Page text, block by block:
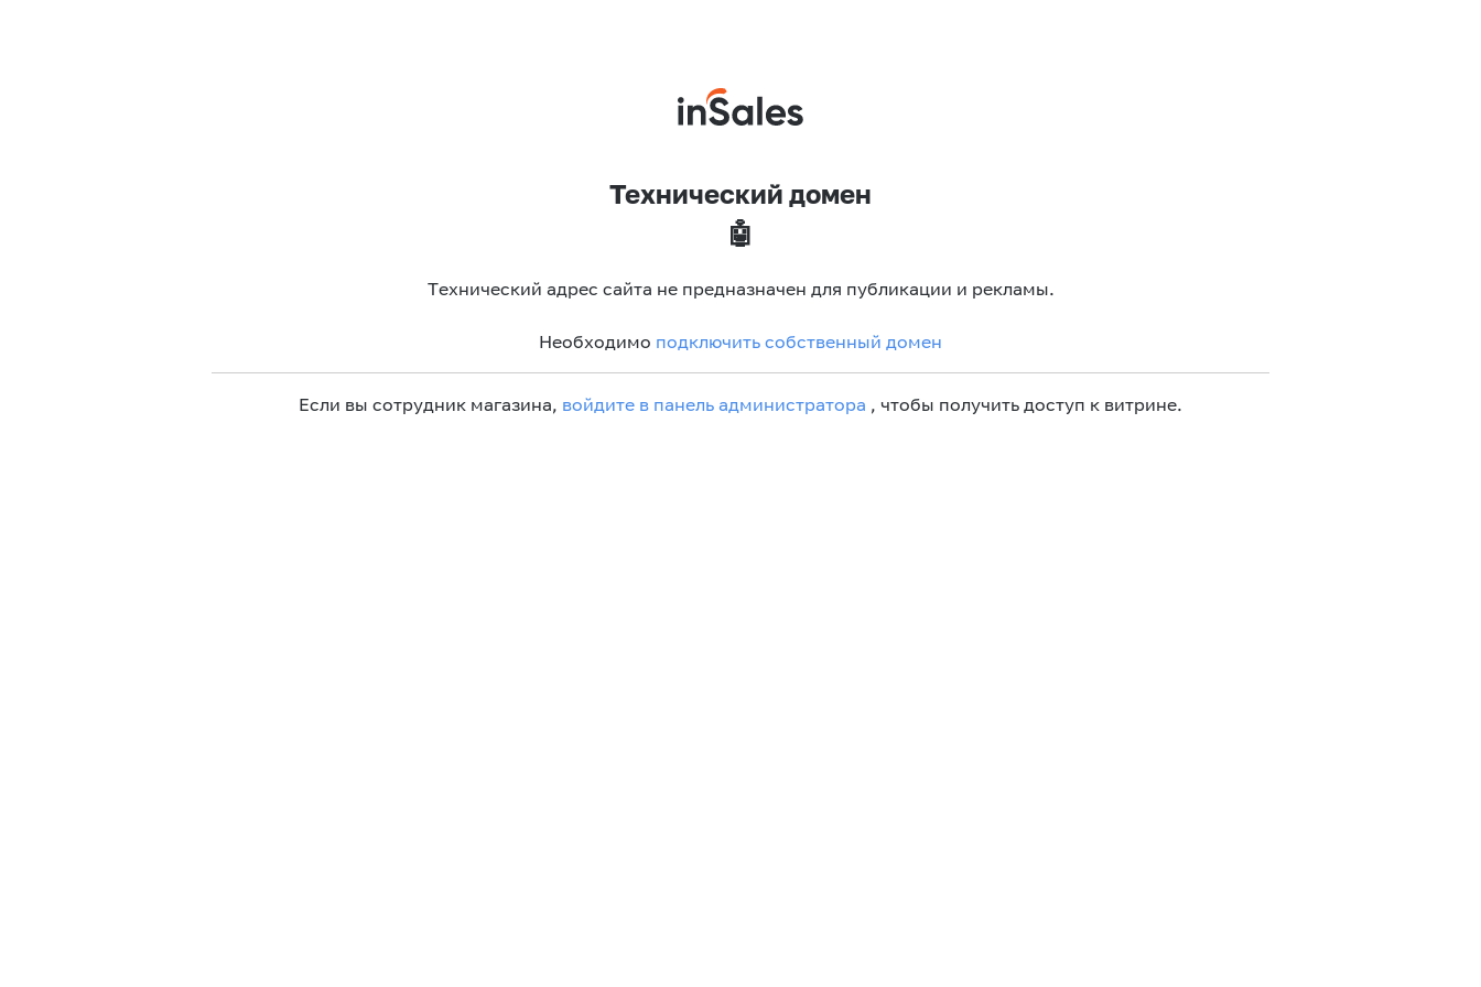
Технический домен
🤖
Технический адрес сайта не предназначен для публикации и рекламы.
Необходимо подключить собственный домен
Если вы сотрудник магазина, войдите в панель администратора , чтобы получить доступ к витрине.